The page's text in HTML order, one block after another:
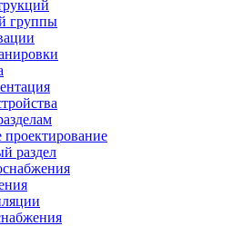
группы
проектирование
раздел